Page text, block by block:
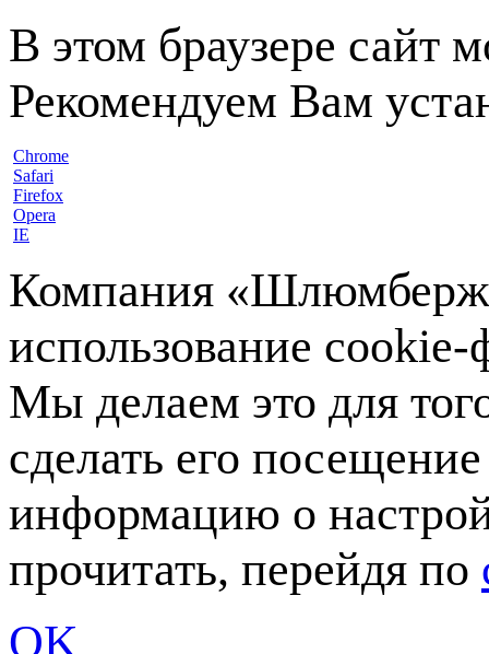
В этом браузере сайт
Рекомендуем Вам
Chrome
Safari
Firefox
Opera
IE
Компания
использование
Мы делаем это для
сделать его
информацию о
прочитать, перейдя по
OK